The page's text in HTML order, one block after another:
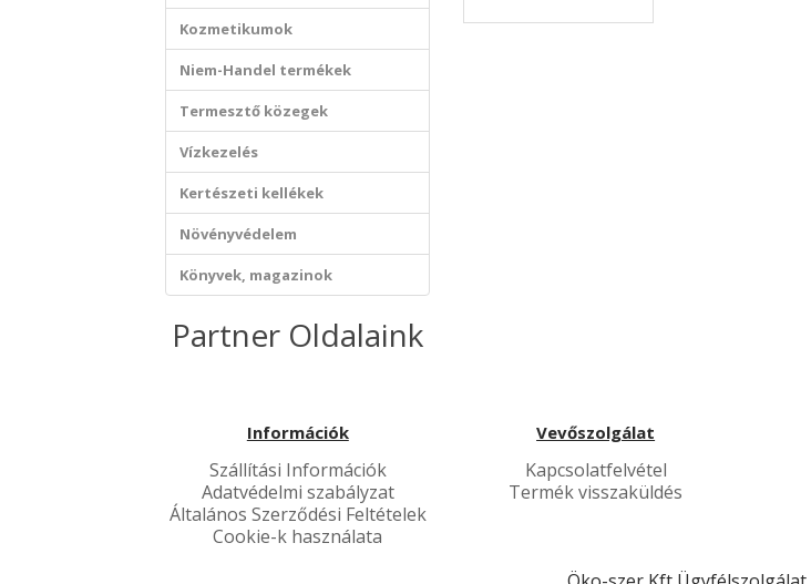
Kozmetikumok
Niem-Handel termékek
Termesztő közegek
Vízkezelés
Kertészeti kellékek
Növényvédelem
Könyvek, magazinok
Partner Oldalaink
Információk
Szállítási Információk
Adatvédelmi szabályzat
Általános Szerződési Feltételek
Cookie-k használata
Vevőszolgálat
Kapcsolatfelvétel
Termék visszaküldés